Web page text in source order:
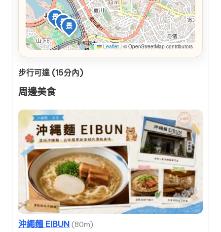
景景
景
Leaflet | © OpenStreetMap contributors
步行可達 (15分內)
周邊美食
沖繩麵 EIBUN (80m)